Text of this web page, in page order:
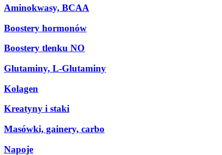
Aminokwasy, BCAA
Boostery hormonów
Boostery tlenku NO
Glutaminy, L-Glutaminy
Kolagen
Kreatyny i staki
Masówki, gainery, carbo
Napoje